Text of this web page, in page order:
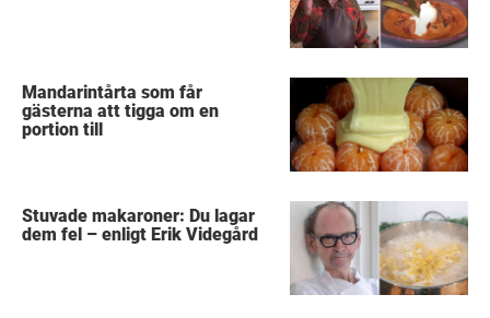
Mandarintårta som får
gästerna att tigga om en
portion till
Stuvade makaroner: Du lagar
dem fel – enligt Erik Videgård